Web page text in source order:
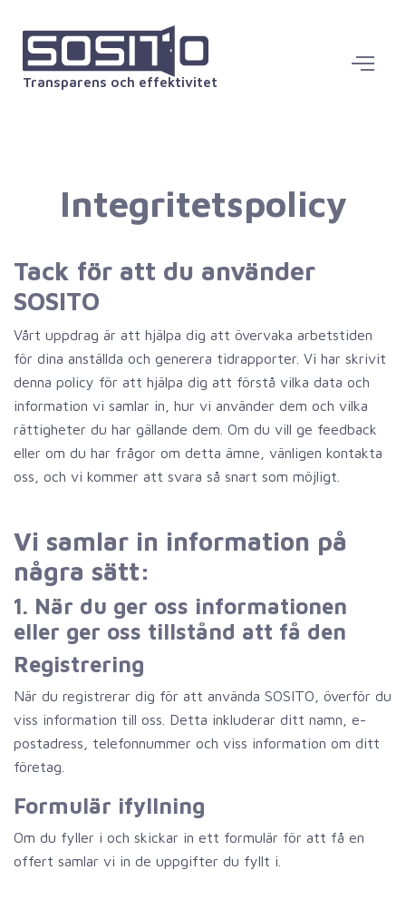
Transparens och effektivitet
Integritetspolicy
Tack för att du använder
SOSITO
Vårt uppdrag är att hjälpa dig att övervaka arbetstiden
för dina anställda och generera tidrapporter. Vi har skrivit
denna policy för att hjälpa dig att förstå vilka data och
information vi samlar in, hur vi använder dem och vilka
rättigheter du har gällande dem. Om du vill ge feedback
eller om du har frågor om detta ämne, vänligen kontakta
oss, och vi kommer att svara så snart som möjligt.
Vi samlar in information på
några sätt:
1. När du ger oss informationen
eller ger oss tillstånd att få den
Registrering
När du registrerar dig för att använda SOSITO, överför du
viss information till oss. Detta inkluderar ditt namn, e-
postadress, telefonnummer och viss information om ditt
företag.
Formulär ifyllning
Om du fyller i och skickar in ett formulär för att få en
offert samlar vi in de uppgifter du fyllt i.